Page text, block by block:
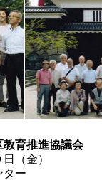
育推進協議会
金）
ー